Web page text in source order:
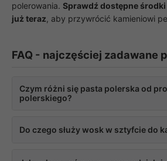
polerowania. Sprawdź dostępne
już teraz, aby przywrócić kamieniowi
FAQ - najczęściej zadawane
Czym różni się pasta polerska od
polerskiego?
stosowaniu i nie wymaga
Do czego służy wosk w sztyfcie do